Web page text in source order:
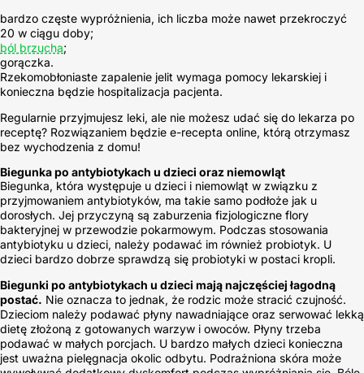
bardzo częste wypróżnienia, ich liczba może nawet przekroczyć
20 w ciągu doby;
ból brzucha;
gorączka.
Rzekomobłoniaste zapalenie jelit wymaga pomocy lekarskiej i
konieczna będzie hospitalizacja pacjenta.
Regularnie przyjmujesz leki, ale nie możesz udać się do lekarza po
receptę? Rozwiązaniem będzie e-recepta online, którą otrzymasz
bez wychodzenia z domu!
Biegunka po antybiotykach u dzieci oraz niemowląt
Biegunka, która występuje u dzieci i niemowląt w związku z
przyjmowaniem antybiotyków, ma takie samo podłoże jak u
dorosłych. Jej przyczyną są zaburzenia fizjologiczne flory
bakteryjnej w przewodzie pokarmowym. Podczas stosowania
antybiotyku u dzieci, należy podawać im również probiotyk. U
dzieci bardzo dobrze sprawdzą się probiotyki w postaci kropli.
Biegunki po antybiotykach u dzieci mają najczęściej łagodną
postać. Nie oznacza to jednak, że rodzic może stracić czujność.
Dzieciom należy podawać płyny nawadniające oraz serwować lekką
dietę złożoną z gotowanych warzyw i owoców. Płyny trzeba
podawać w małych porcjach. U bardzo małych dzieci konieczna
jest uważna pielęgnacja okolic odbytu. Podrażniona skóra może